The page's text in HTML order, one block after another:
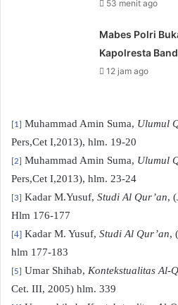
53 menit ago
Mabes Polri
Kapolresta
12 jam ago
[1] Muhammad Amin Suma, Ulumul
Pers,Cet I,2013), hlm. 19-20
[2] Muhammad Amin Suma, Ulumul
Pers,Cet I,2013), hlm. 23-24
[3] Kadar M.Yusuf, Studi Al Qur’an,
Hlm 176-177
[4] Kadar M. Yusuf, Studi Al Qur’an,
hlm 177-183
[5] Umar Shihab, Kontekstualitas Al-
Cet. III, 2005) hlm. 339